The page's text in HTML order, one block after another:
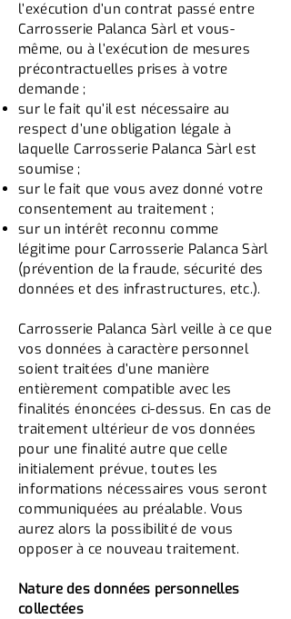
l’exécution d’un contrat passé entre
Carrosserie Palanca Sàrl et vous-
même, ou à l’exécution de mesures
précontractuelles prises à votre
demande ;
sur le fait qu’il est nécessaire au
respect d’une obligation légale à
laquelle Carrosserie Palanca Sàrl est
soumise ;
sur le fait que vous avez donné votre
consentement au traitement ;
sur un intérêt reconnu comme
légitime pour Carrosserie Palanca Sàrl
(prévention de la fraude, sécurité des
données et des infrastructures, etc.).
Carrosserie Palanca Sàrl veille à ce que
vos données à caractère personnel
soient traitées d’une manière
entièrement compatible avec les
finalités énoncées ci-dessus. En cas de
traitement ultérieur de vos données
pour une finalité autre que celle
initialement prévue, toutes les
informations nécessaires vous seront
communiquées au préalable. Vous
aurez alors la possibilité de vous
opposer à ce nouveau traitement.
Nature des données personnelles
collectées